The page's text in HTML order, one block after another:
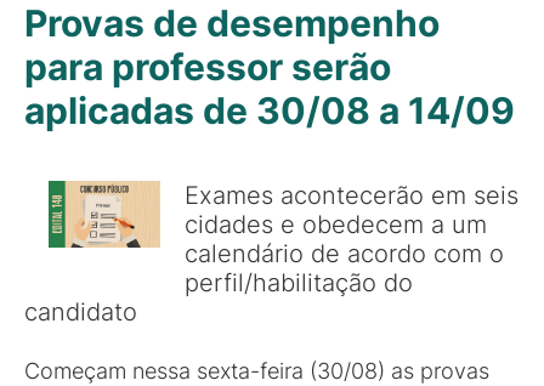
Provas de desempenho
para professor serão
aplicadas de 30/08 a 14/09
Exames acontecerão em seis
cidades e obedecem a um
calendário de acordo com o
perfil/habilitação do
candidato
Começam nessa sexta-feira (30/08) as provas